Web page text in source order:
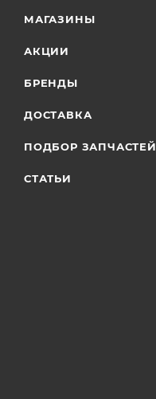
МАГАЗИНЫ
АКЦИИ
БРЕНДЫ
ДОСТАВКА
ПОДБОР ЗАПЧАСТЕЙ
СТАТЬИ